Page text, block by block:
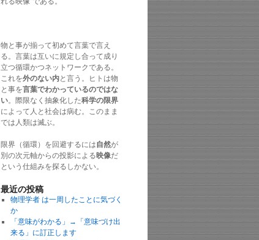
物と事が揃って初めて言葉で言え
る。言葉は互いに規定し合って成り
立つ循環かつネットワークである。
これを外のない内と言う。ヒトは物
と事を言葉でわかっているのではな
い。際限なく抽象化した科学の限界
によって人と社会は病む。このまま
では人類は滅ぶ。
限界（循環）を回避するには自然が
別の次元軸からの投影による映像だ
という仕組みを探るしかない。
最近の投稿
物理学者 は一周したことに気づく
か
「意味がわかる」→「意味づけ出
来る」に訂正します